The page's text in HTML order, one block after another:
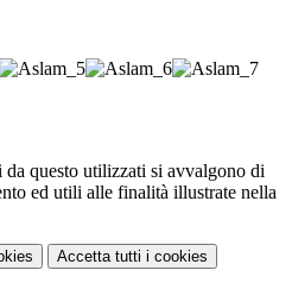
questo utilizzati si avvalgono di
ed utili alle finalità illustrate nella
Accetta tutti i cookies